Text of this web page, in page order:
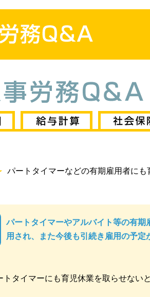
パートタイマーなどの有期雇用者に
パートタイマーやアルバイト等の有
用され、また今後も引続き雇用の予
トタイマーにも育児休業を取らせない